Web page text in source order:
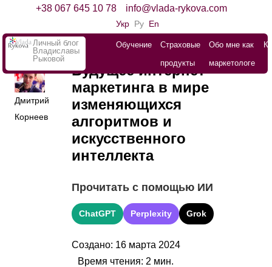
+38 067 645 10 78 info@vlada-rykova.com
Укр Ру En
Личный блог
Владиславы
Рыковой
Обучение
Страховые
продукты
Обо мне как
маркетологе
Дмитрий
Корнеев
Будущее интернет-
маркетинга в мире
изменяющихся
алгоритмов и
искусственного
интеллекта
Прочитать с помощью ИИ
ChatGPT Perplexity Grok
Создано: 16 марта 2024
Время чтения: 2 мин.